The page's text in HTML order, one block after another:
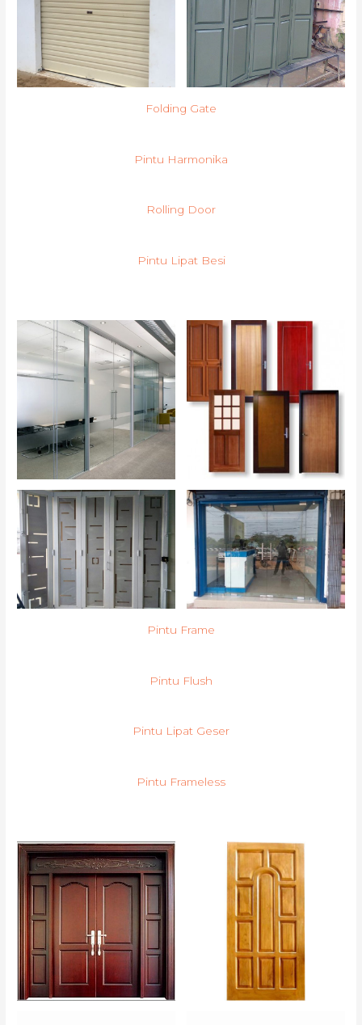
Folding Gate
Pintu Harmonika
Rolling Door
Pintu Lipat Besi
Pintu Frame
Pintu Flush
Pintu Lipat Geser
Pintu Frameless